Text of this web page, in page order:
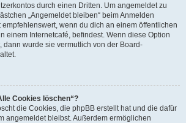
durch einen Dritten. Um angemeldet zu
„Angemeldet bleiben“ beim Anmelden
wenn du dich an einem öffentlichen
einem Internetcafé, befindest. Wenn diese Option
dann wurde sie vermutlich von der Board-
Cookies löschen“?
die Cookies, die phpBB erstellt hat und die dafür
angemeldet bleibst. Außerdem ermöglichen